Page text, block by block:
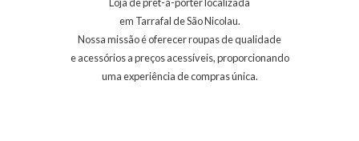
Loja de prêt-à-porter localizada
em Tarrafal de São Nicolau.
Nossa missão é oferecer roupas de qualidade
e acessórios a preços acessíveis, proporcionando
uma experiência de compras única.